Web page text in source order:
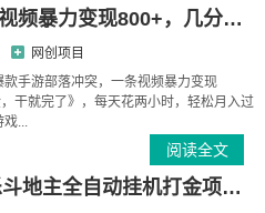
爆款手游部落冲突，一条视频暴力变现800+，几分钟一条视频，2.0版本撸金，干就完了
网创项目
手游部落冲突，一条视频暴力变现
干就完了》，每天花两小时，轻松月入过
戏...
阅读全文
外面收费1280的最新欢乐斗地主全自动挂机打金项目，号称一天300+【永久脚本+详细教程】